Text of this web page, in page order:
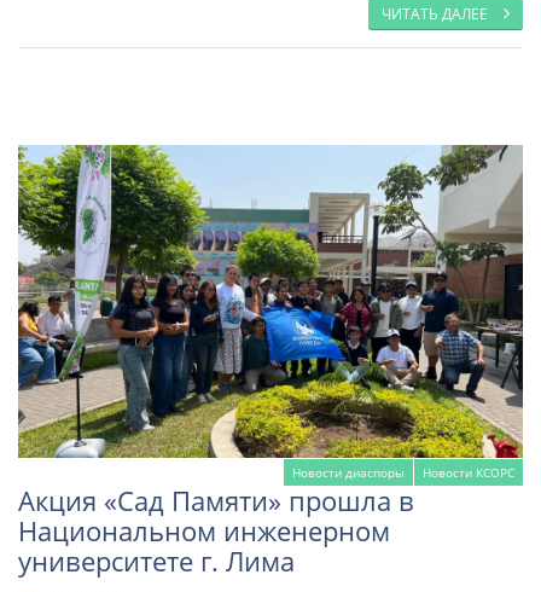
ЧИТАТЬ ДАЛЕЕ
Новости диаспоры Новости КСОРС
Акция «Сад Памяти» прошла в
Национальном инженерном
университете г. Лима